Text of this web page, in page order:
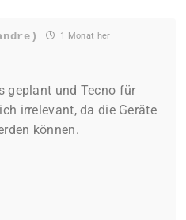
1 Monat her
geplant und Tecno für
irrelevant, da die Geräte
können.